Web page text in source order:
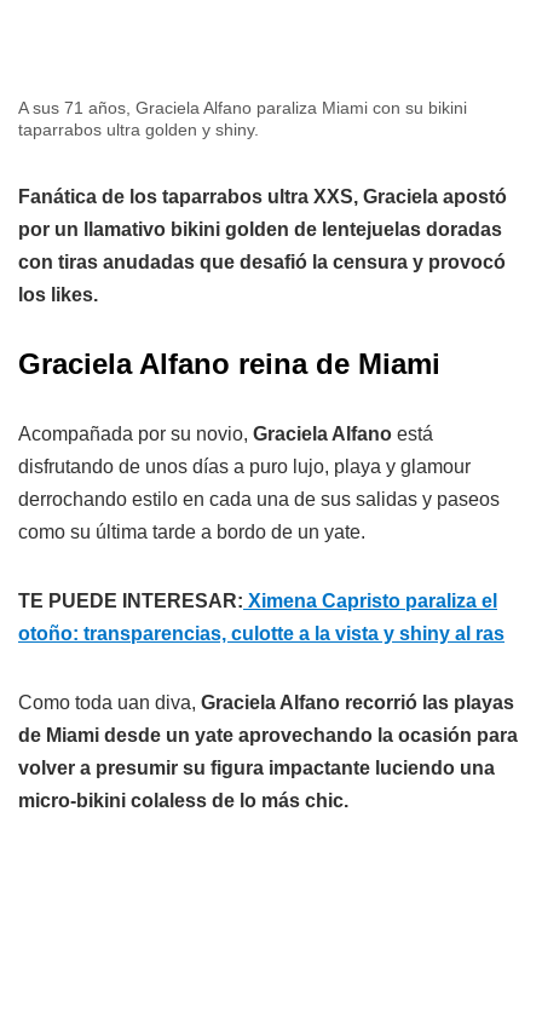
A sus 71 años, Graciela Alfano paraliza Miami con su bikini
taparrabos ultra golden y shiny.
Fanática de los taparrabos ultra XXS, Graciela apostó
por un llamativo bikini golden de lentejuelas doradas
con tiras anudadas que desafió la censura y provocó
los likes.
Graciela Alfano reina de Miami
Acompañada por su novio, Graciela Alfano está
disfrutando de unos días a puro lujo, playa y glamour
derrochando estilo en cada una de sus salidas y paseos
como su última tarde a bordo de un yate.
TE PUEDE INTERESAR: Ximena Capristo paraliza el
otoño: transparencias, culotte a la vista y shiny al ras
Como toda uan diva, Graciela Alfano recorrió las playas
de Miami desde un yate aprovechando la ocasión para
volver a presumir su figura impactante luciendo una
micro-bikini colaless de lo más chic.